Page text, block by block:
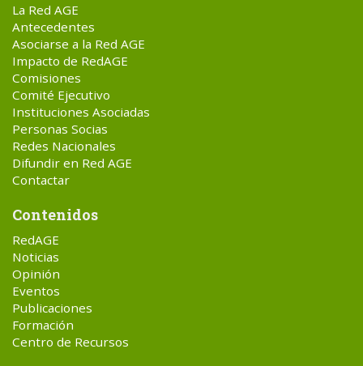
La Red AGE
Antecedentes
Asociarse a la Red AGE
Impacto de RedAGE
Comisiones
Comité Ejecutivo
Instituciones Asociadas
Personas Socias
Redes Nacionales
Difundir en Red AGE
Contactar
Contenidos
RedAGE
Noticias
Opinión
Eventos
Publicaciones
Formación
Centro de Recursos